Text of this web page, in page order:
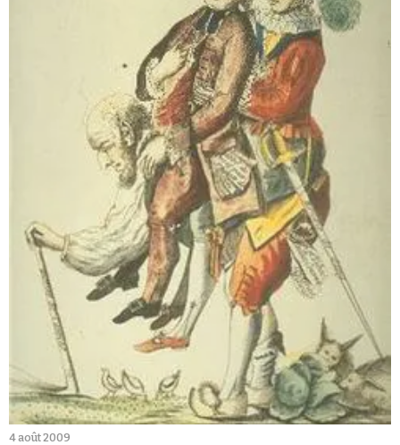
4 août 2009